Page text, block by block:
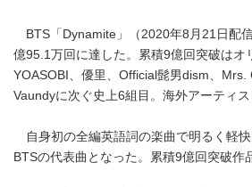
BTS「Dynamite」（2020年8月21日配
億95.1万回に達した。累積9億回突破はオ
YOASOBI、優里、Official髭男dism、Mrs.
Vaundyに次ぐ史上6組目。海外アーティス
自身初の全編英語詞の楽曲で明るく軽快
BTSの代表曲となった。累積9億回突破作